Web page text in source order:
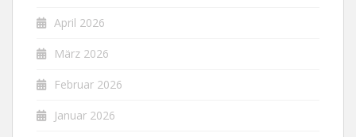
April 2026
März 2026
Februar 2026
Januar 2026